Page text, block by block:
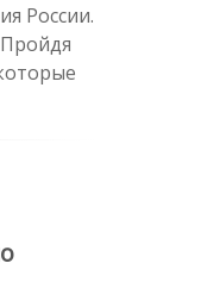
России.